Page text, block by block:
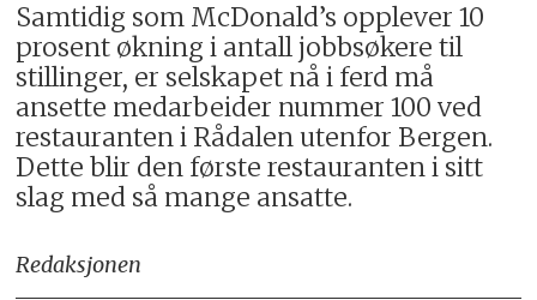
Samtidig som McDonald’s opplever 10
prosent økning i antall jobbsøkere til
stillinger, er selskapet nå i ferd må
ansette medarbeider nummer 100 ved
restauranten i Rådalen utenfor Bergen.
Dette blir den første restauranten i sitt
slag med så mange ansatte.
Redaksjonen